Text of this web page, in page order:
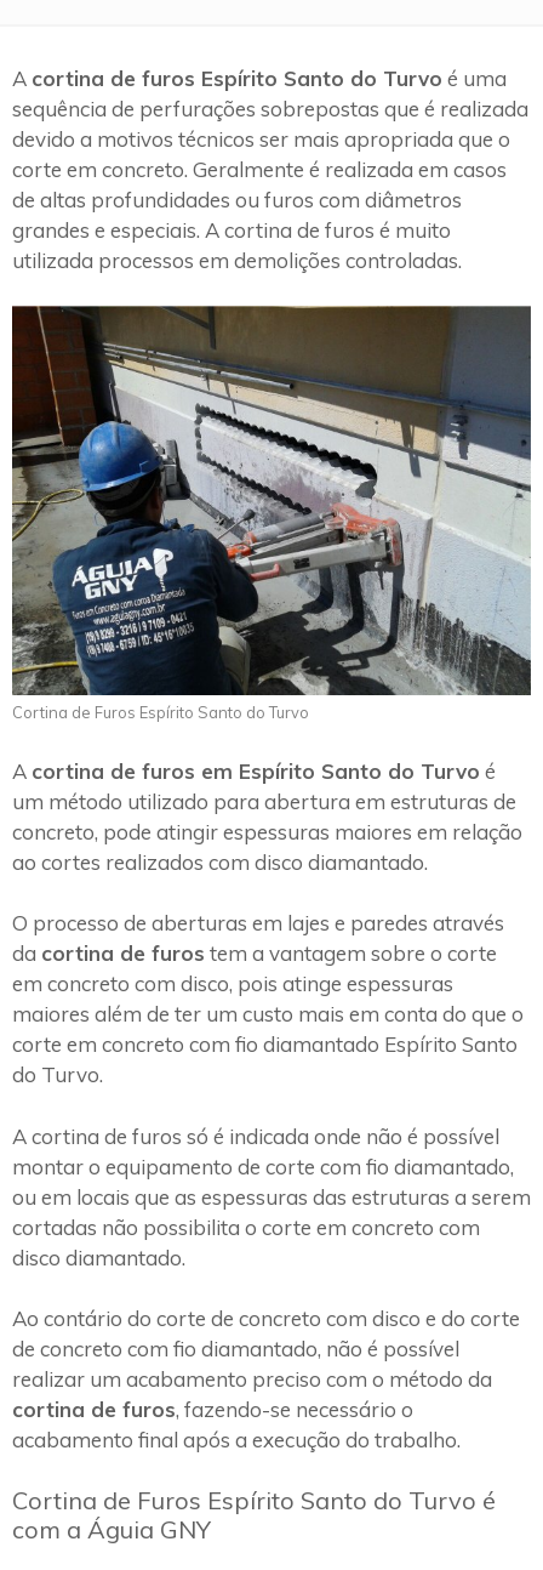
A cortina de furos Espírito Santo do Turvo é uma
sequência de perfurações sobrepostas que é realizada
devido a motivos técnicos ser mais apropriada que o
corte em concreto. Geralmente é realizada em casos
de altas profundidades ou furos com diâmetros
grandes e especiais. A cortina de furos é muito
utilizada processos em demolições controladas.
Cortina de Furos Espírito Santo do Turvo
A cortina de furos em Espírito Santo do Turvo é
um método utilizado para abertura em estruturas de
concreto, pode atingir espessuras maiores em relação
ao cortes realizados com disco diamantado.
O processo de aberturas em lajes e paredes através
da cortina de furos tem a vantagem sobre o corte
em concreto com disco, pois atinge espessuras
maiores além de ter um custo mais em conta do que o
corte em concreto com fio diamantado Espírito Santo
do Turvo.
A cortina de furos só é indicada onde não é possível
montar o equipamento de corte com fio diamantado,
ou em locais que as espessuras das estruturas a serem
cortadas não possibilita o corte em concreto com
disco diamantado.
Ao contário do corte de concreto com disco e do corte
de concreto com fio diamantado, não é possível
realizar um acabamento preciso com o método da
cortina de furos, fazendo-se necessário o
acabamento final após a execução do trabalho.
Cortina de Furos Espírito Santo do Turvo é
com a Águia GNY